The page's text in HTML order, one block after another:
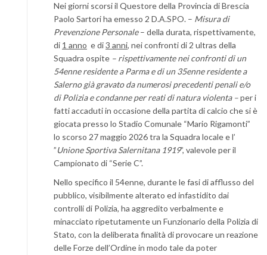
Nei giorni scorsi il Questore della Provincia di Brescia
Paolo Sartori ha emesso 2 D.A.SPO. – Misura di
Prevenzione Personale– della durata, rispettivamente,
di 1 anno e di3 anni, nei confronti di 2 ultras della
Squadra ospite – rispettivamente nei confronti di un
54enne residente a Parma e di un 35enne residente a
Salerno già gravato da numerosi precedenti penali e/o
di Polizia e condanne per reati di natura violenta –per i
fatti accaduti in occasione della partita di calcio che si è
giocata presso lo Stadio Comunale “Mario Rigamonti”
lo scorso 27 maggio 2026 tra la Squadra locale e l’
”Unione Sportiva Salernitana 1919”, valevole per il
Campionato di “Serie C”.
Nello specifico il 54enne, durante le fasi di afflusso del
pubblico, visibilmente alterato ed infastidito dai
controlli di Polizia, ha aggredito verbalmente e
minacciato ripetutamente un Funzionario della Polizia di
Stato, con la deliberata finalità di provocare un reazione
delle Forze dell’Ordine in modo tale da poter